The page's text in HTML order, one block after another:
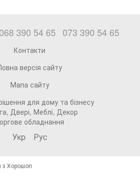
068 390 54 65 073 390 54 65
Контакти
версія сайту
Мапа сайту
для дому та бізнесу
Двері, Меблі, Декор
обладнання
Укр Рус
з Хорошоп